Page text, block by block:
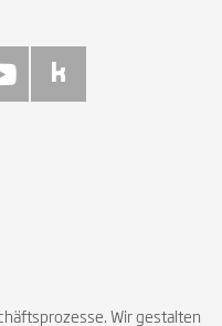
Wir gestalten